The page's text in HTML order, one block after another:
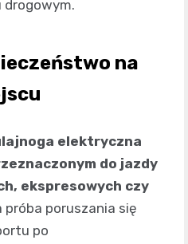
drogowym.
na
elektryczna
do jazdy
ekspresowych czy
próba poruszania się
po